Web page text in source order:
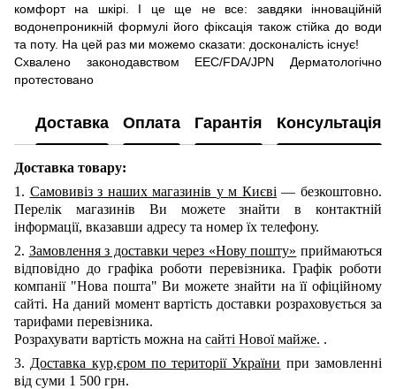
комфорт на шкірі. І це ще не все: завдяки інноваційній
водонепроникній формулі його фіксація також стійка до води
та поту. На цей раз ми можемо сказати: досконалість існує!
Схвалено законодавством EEC/FDA/JPN Дерматологічно
протестовано
Доставка Оплата Гарантія Консультація
Доставка товару:
1. Самовивіз з нашихмагазинів ум Києві — безкоштовно.
Перелік магазинів Ви можете знайти в контактній
інформації, вказавши адресу та номер їх телефону.
2. Замовлення з доставки через «Нову пошту» приймаються
відповідно до графіка роботи перевізника. Графік роботи
компанії "Нова пошта" Ви можете знайти на її офіційному
сайті. На даний момент вартість доставки розраховується за
тарифами перевізника.
Розрахувати вартість можна на сайті Нової майже. .
3. Доставка кур,єром по території України при замовленні
від суми 1 500 грн.